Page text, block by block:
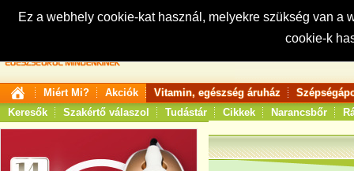
Ez a webhely cookie-kat használ, melyekre szükség van
cookie-k
Keresés:
Miért Mi? Akciók Vitamin, egészség áruház
Keresők
Szakértő válaszol Tudástár Cikkek Narancsbőr